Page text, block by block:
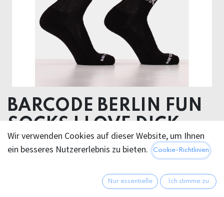
BARCODE BERLIN FUN
SOCKS I LOVE DICK
Hygiene Products
75% Cotton 22% Polyamide 3% Elastane
Wir verwenden Cookies auf dieser Website, um Ihnen
ein besseres Nutzererlebnis zu bieten.
Cookie-Richtlinien
Nur essentielle Ich stimme zu